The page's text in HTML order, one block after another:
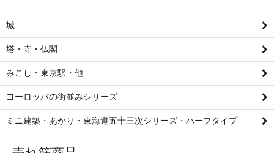
城
塔・寺・仏閣
みこし・東京駅・他
ヨーロッパの街並みシリーズ
ミニ建築・あかり・東海道五十三次シリーズ・ハーフタイプ